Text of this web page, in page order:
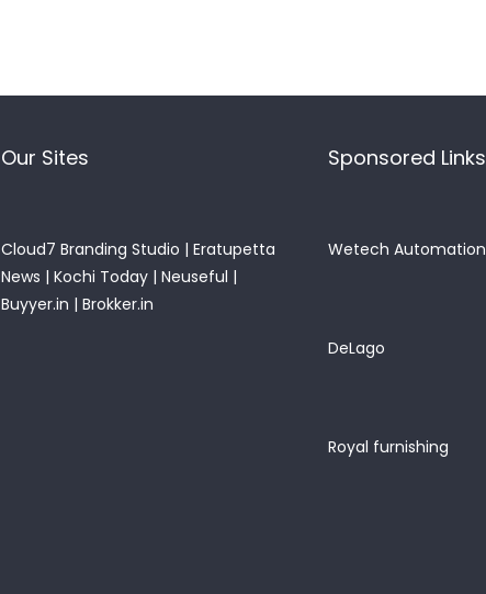
Our Sites
Cloud7 Branding Studio | Eratupetta
News | Kochi Today | Neuseful |
Buyyer.in | Brokker.in
Sponsored Links
Wetech Automation
DeLago
Royal furnishing